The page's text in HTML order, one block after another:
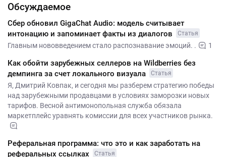
Обсуждаемое
Сбер обновил GigaChat Audio: модель считывает
интонацию и запоминает факты из диалогов
Статья
Главным нововведением стало распознавание эмоций. . 1
Как обойти зарубежных селлеров на Wildberries без
демпинга за счет локального визуала
Статья
Я, Дмитрий Ковпак, и сегодня мы разберем стратегию победы
над зарубежными продавцами в условиях заморозки новых
тарифов. Весной антимонопольная служба обязала
маркетплейс уравнять комиссии для всех участников рынка.
Реферальная программа: что это и как заработать на
реферальных ссылках
Статья